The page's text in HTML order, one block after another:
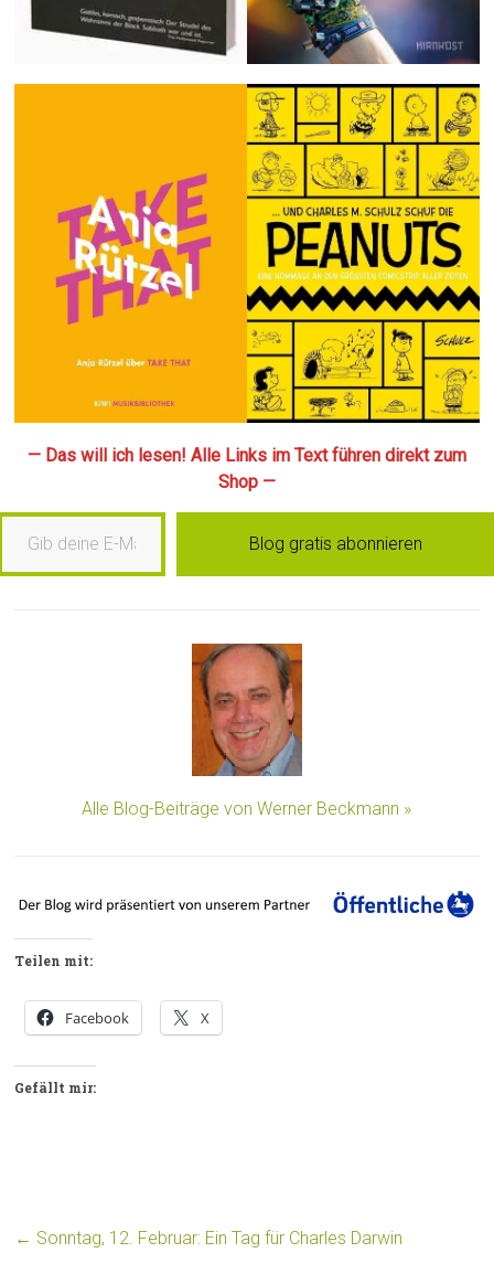
— Das will ich lesen! Alle Links im Text führen direkt zum
Shop —
E-Mail-Adresse ein …
Blog gratis abonnieren
Alle Blog-Beiträge von Werner Beckmann »
Teilen mit:
Facebook X
Gefällt mir:
← Sonntag, 12. Februar: Ein Tag für Charles Darwin